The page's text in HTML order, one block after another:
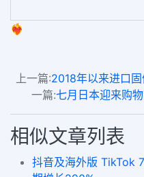
❤️‍🔥
上一篇:2018年以来进口
一篇:七月日本迎来购
相似文章列表
抖音及海外版 TikTok